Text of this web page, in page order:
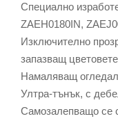
Специално
ZAEH0180IN,
Изключително
запазващ
Намаляващ
Ултра-тънък, с
Самозалепващо се